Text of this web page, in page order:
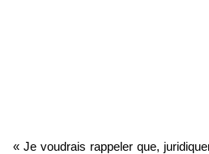
« Je voudrais rappeler que,